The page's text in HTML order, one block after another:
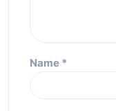
Name *